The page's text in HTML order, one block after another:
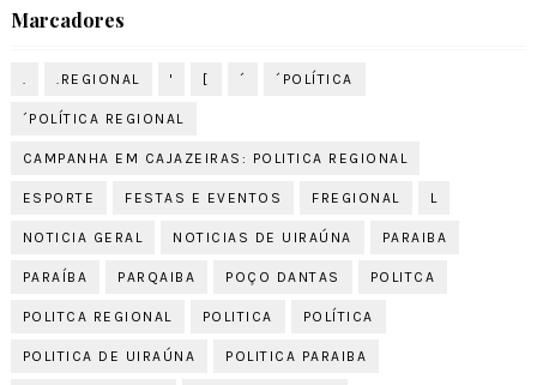
Marcadores
. .REGIONAL ' [ ´ ´POLÍTICA
´POLÍTICA REGIONAL
CAMPANHA EM CAJAZEIRAS: POLITICA REGIONAL
ESPORTE FESTAS E EVENTOS FREGIONAL L
NOTICIA GERAL NOTICIAS DE UIRAÚNA PARAIBA
PARAÍBA PARQAIBA POÇO DANTAS POLITCA
POLITCA REGIONAL POLITICA POLÍTICA
POLITICA DE UIRAÚNA POLITICA PARAIBA